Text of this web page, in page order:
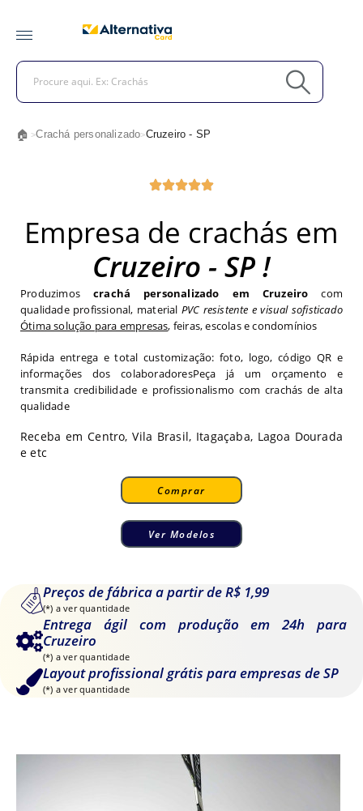
🏠 >Crachá personalizado>Cruzeiro - SP
Empresa de crachás em
Cruzeiro - SP !
Produzimos crachá personalizado em Cruzeiro com
qualidade profissional, material PVC resistente e visual sofisticado
Ótima solução para empresas, feiras, escolas e condomínios
Rápida entrega e total customização: foto, logo, código QR e
informações dos colaboradoresPeça já um orçamento e
transmita credibilidade e profissionalismo com crachás de alta
qualidade
Receba em Centro, Vila Brasil, Itagaçaba, Lagoa Dourada
e etc
Comprar
Ver Modelos
Preços de fábrica a partir de R$ 1,99
(*) a ver quantidade
Entrega ágil com produção em 24h para
Cruzeiro
(*) a ver quantidade
Layout profissional grátis para empresas de SP
(*) a ver quantidade